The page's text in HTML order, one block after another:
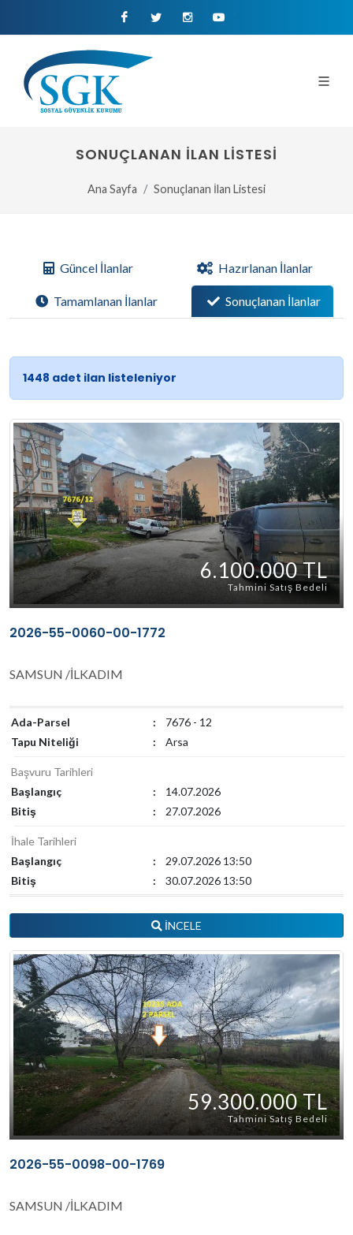
FacebookTwitter Instagram
SONUÇLANAN İLAN LISTESI
Ana Sayfa Sonuçlanan İlan Listesi
Güncel İlanlar Hazırlanan İlanlar
Tamamlanan İlanlar Sonuçlanan İlanlar
1448 adet ilan listeleniyor
6.100.000 TL
Tahmini Satış Bedeli
2026-55-0060-00-1772
SAMSUN /İLKADIM
Ada-Parsel :
7676 - 12
Tapu Niteliği
: Arsa
Başvuru Tarihleri
Başlangıç
:
14.07.2026
Bitiş
: 27.07.2026
İhale Tarihleri
Başlangıç
:
29.07.2026 13:50
Bitiş
: 30.07.2026 13:50
İNCELE
59.300.000 TL
Tahmini Satış Bedeli
2026-55-0098-00-1769
SAMSUN /İLKADIM